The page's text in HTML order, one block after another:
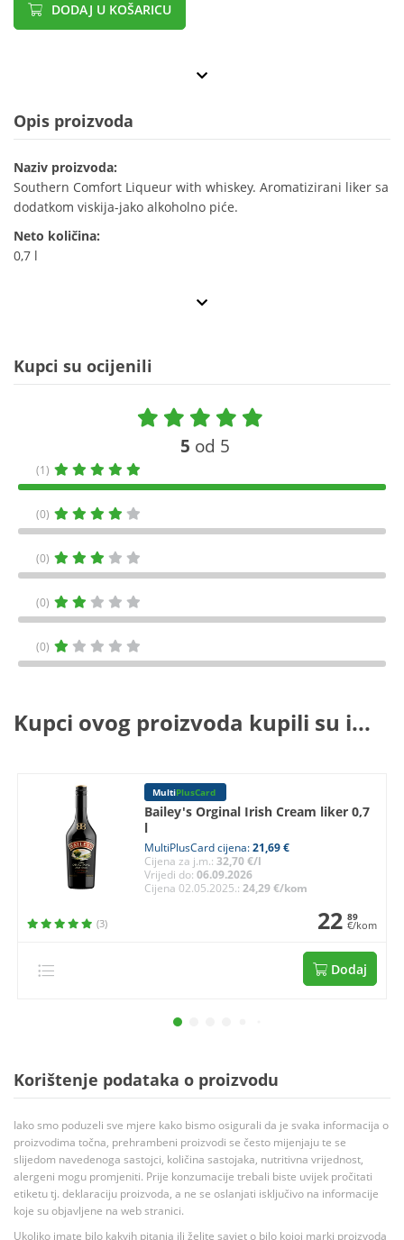
DODAJ U KOŠARICU
Opis proizvoda
Naziv proizvoda:
Southern Comfort Liqueur with whiskey. Aromatizirani liker sa
dodatkom viskija-jako alkoholno piće.
Neto količina:
0,7 l
Kupci su ocijenili
5 od 5
(1)
(0)
(0)
(0)
(0)
Kupci ovog proizvoda kupili su i...
MultiPlusCard
Bailey's Orginal Irish Cream liker 0,7
l
MultiPlusCard cijena:21,69 €
Cijena za j.m.:32,70 €/l
Vrijedi do:06.09.2026
Cijena 02.05.2025.:24,29 €/kom
(3) 22 89
€/kom
Dodaj
Korištenje podataka o proizvodu
Iako smo poduzeli sve mjere kako bismo osigurali da je svaka informacija o
proizvodima točna, prehrambeni proizvodi se često mijenjaju te se
slijedom navedenoga sastojci, količina sastojaka, nutritivna vrijednost,
alergeni mogu promjeniti. Prije konzumacije trebali biste uvijek pročitati
etiketu tj. deklaraciju proizvoda, a ne se oslanjati isključivo na informacije
koje su objavljene na web stranici.
Ukoliko imate bilo kakvih pitanja ili želite savjet o bilo kojoj marki proizvoda